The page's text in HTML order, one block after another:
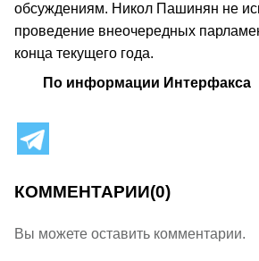
обсуждениям. Никол Пашинян не
проведение внеочередных
конца текущего года.
По информации Интерфакса
КОММЕНТАРИИ(0)
Вы можете оставить комментарии.